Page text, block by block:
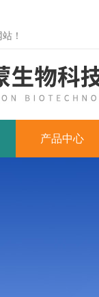
！
产品中心